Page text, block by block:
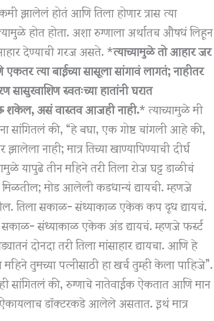
झालेलं होतं आणि तिला होणार त्रास त्या
होत होता. अशा रुग्णाला अर्थातच औषधं लिहून
देण्याची गरज असते. *त्याच्यामुळे तो आहार जर
त्या बाईच्या सासूला सांगावं लागतं; नाहीतर
सासुरवाशिण स्वतःच्या हातांनी घरात
शकेल, असं वास्तव आजही नाही.* त्याच्यामुळे मी
सांगितलं की, “हे बघा, एक गोष्ट चांगली आहे की,
नाही; मात्र तिच्या खाण्यापिण्याची दीर्घ
तीन महिने तरी तिला रोज घट्ट डाळीचं
मिळतील; मोड आलेली कडधान्यं द्यायची. म्हणजे
तिला सकाळ- संध्याकाळ एकेक कप दूध द्यायचं.
संध्याकाळ एकेक अंड द्यायचं. म्हणजे फर्स्ट
दोनदा तरी तिला मांसाहार द्यायचा. आणि हे
तुमच्या पत्नीसाठी हा खर्च तुम्ही केला पाहिजे”.
की, रुग्णाचे नातेवाईक ऐकतात आणि मान
डॉक्टरकडे आलेले असतात. इथं मात्र